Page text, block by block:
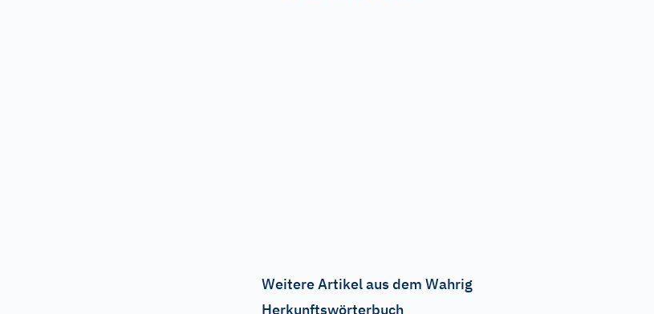
Weitere Artikel aus dem Wahrig
Herkunftswörterbuch